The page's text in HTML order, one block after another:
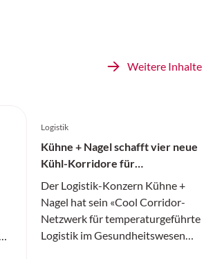
Weitere Inhalte
Logistik
Kühne + Nagel schafft vier neue
Kühl-Korridore für
Medikamente
Der Logistik-Konzern Kühne +
Nagel hat sein «Cool Corridor-
Netzwerk für temperaturgeführte
Logistik im Gesundheitswesen